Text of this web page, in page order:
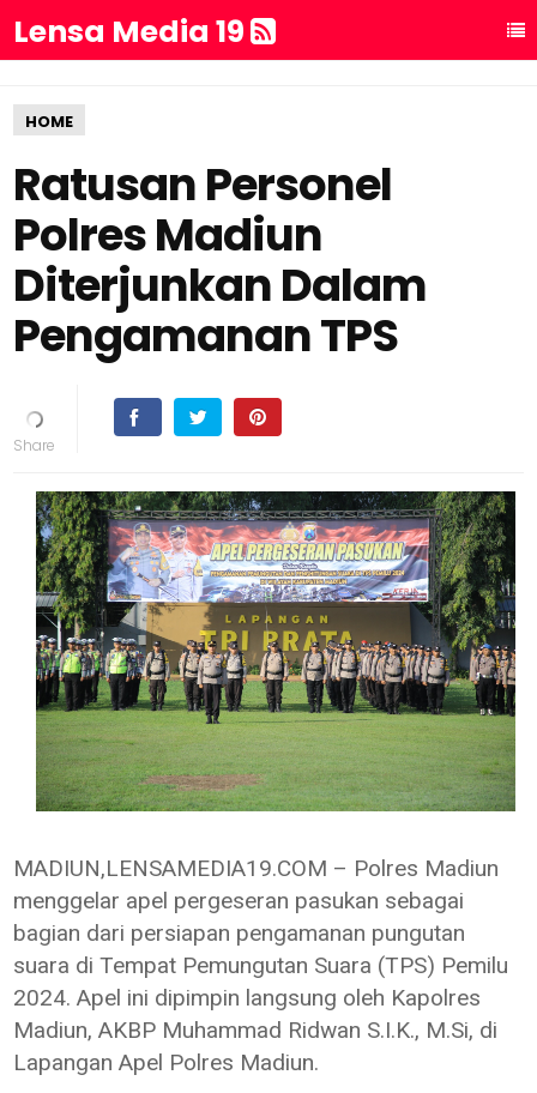
Lensa Media 19
HOME
Ratusan Personel
Polres Madiun
Diterjunkan Dalam
Pengamanan TPS
MADIUN,LENSAMEDIA19.COM – Polres Madiun
menggelar apel pergeseran pasukan sebagai
bagian dari persiapan pengamanan pungutan
suara di Tempat Pemungutan Suara (TPS) Pemilu
2024. Apel ini dipimpin langsung oleh Kapolres
Madiun, AKBP Muhammad Ridwan S.I.K., M.Si, di
Lapangan Apel Polres Madiun.